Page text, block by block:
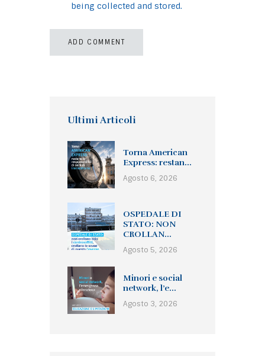
being collected and stored.
Ultimi Articoli
Torna American
Express: restan...
Agosto 6, 2026
OSPEDALE DI
STATO: NON
CROLLAN...
Agosto 5, 2026
Minori e social
network, l’e...
Agosto 3, 2026